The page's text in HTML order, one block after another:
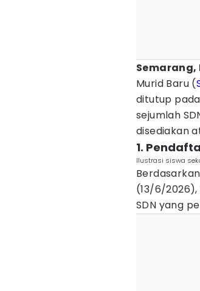
Semarang,
Murid Baru (
ditutup
sejumlah
disediakan
1.
Ilustrasi siswa
(13/6/2026),
SDN yang